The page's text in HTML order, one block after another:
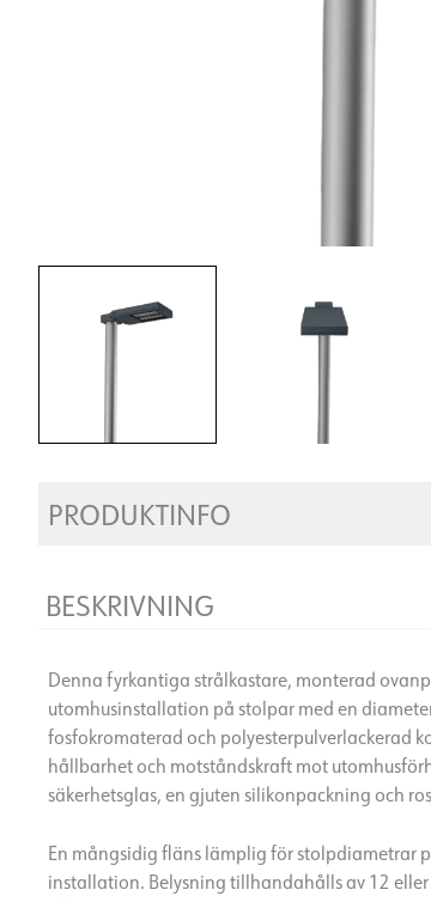
PRODUKTINFO
BESKRIVNING
Denna fyrkantiga strålkastare, monterad
utomhusinstallation på stolpar med en
fosfokromaterad och polyesterpulverlackerad
hållbarhet och motståndskraft mot
säkerhetsglas, en gjuten silikonpackning och
En mångsidig fläns lämplig för stolpdiametrar
installation. Belysning tillhandahålls av 12 eller